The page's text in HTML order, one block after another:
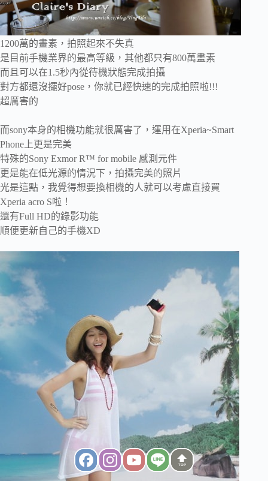
1200萬的畫素，拍照起來不失真
是目前手機業界的最高等級，其他都只有800萬畫素
而且可以在1.5秒內從待機狀態完成拍攝
對方都還沒擺好pose，你就已經快速的完成拍照啦!!!
超厲害的
而sony本身的相機功能就很厲害了，運用在Xperia~Smart
Phone上更是完美
特殊的Sony Exmor R™ for mobile 感測元件
更是能在低光源的情況下，拍攝完美的照片
光是這點，我覺得想要換相機的人就可以考慮直接買
Xperia acro S啦！
還有Full HD的錄影功能
順便更新自己的手機XD
TOP